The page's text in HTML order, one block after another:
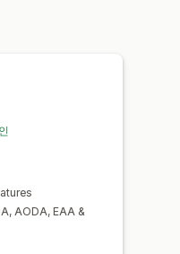
AODA, EAA &